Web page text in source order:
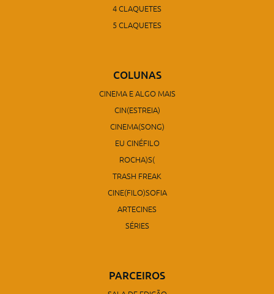
4 CLAQUETES
5 CLAQUETES
COLUNAS
CINEMA E ALGO MAIS
CIN(ESTREIA)
CINEMA(SONG)
EU CINÉFILO
ROCHA)S(
TRASH FREAK
CINE(FILO)SOFIA
ARTECINES
SÉRIES
PARCEIROS